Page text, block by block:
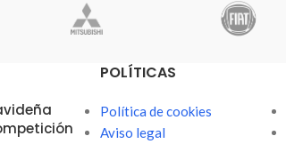
POLÍTICAS
Política de cookies
Aviso legal